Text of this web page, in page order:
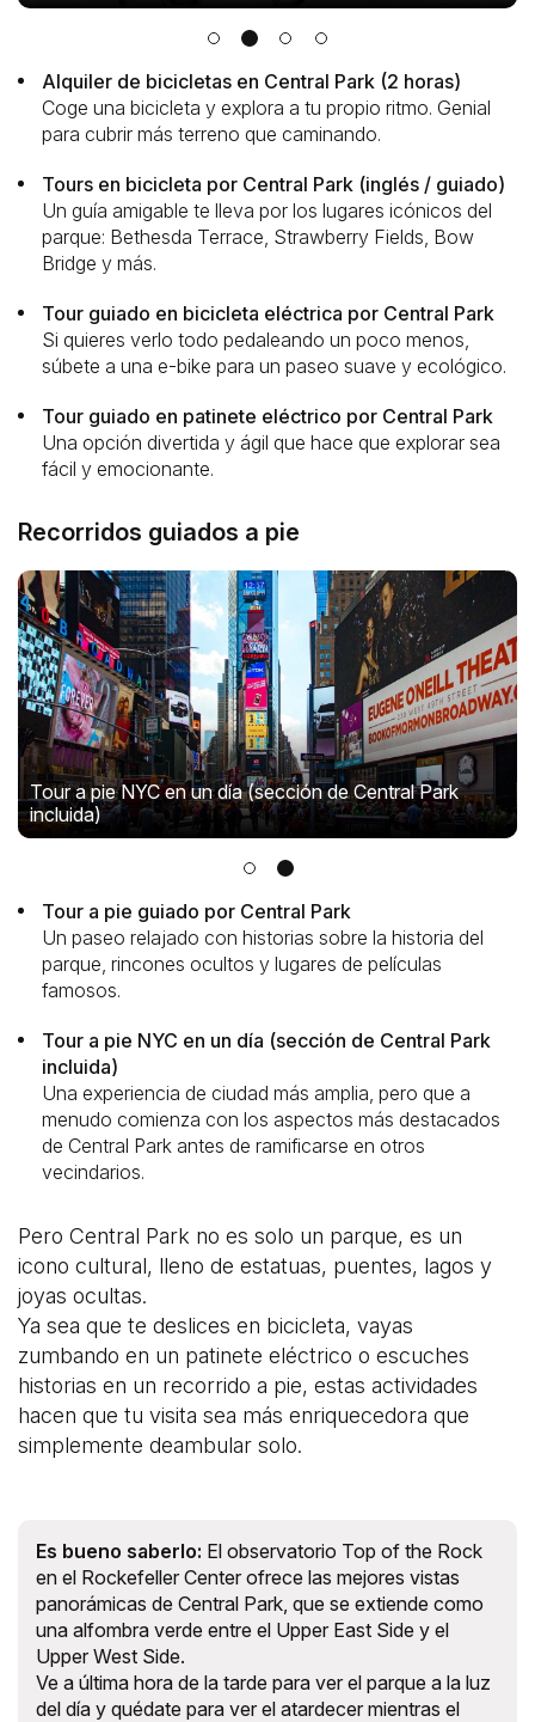
Alquiler de bicicletas en Central Park (2 horas)
Coge una bicicleta y explora a tu propio ritmo. Genial
para cubrir más terreno que caminando.
Tours en bicicleta por Central Park (inglés / guiado)
Un guía amigable te lleva por los lugares icónicos del
parque: Bethesda Terrace, Strawberry Fields, Bow
Bridge y más.
Tour guiado en bicicleta eléctrica por Central Park
Si quieres verlo todo pedaleando un poco menos,
súbete a una e-bike para un paseo suave y ecológico.
Tour guiado en patinete eléctrico por Central Park
Una opción divertida y ágil que hace que explorar sea
fácil y emocionante.
Recorridos guiados a pie
Tour a pie NYC en un día (sección de Central Park
incluida)
Tour a pie guiado por Central Park
Un paseo relajado con historias sobre la historia del
parque, rincones ocultos y lugares de películas
famosos.
Tour a pie NYC en un día (sección de Central Park
incluida)
Una experiencia de ciudad más amplia, pero que a
menudo comienza con los aspectos más destacados
de Central Park antes de ramificarse en otros
vecindarios.
Pero Central Park no es solo un parque, es un
icono cultural, lleno de estatuas, puentes, lagos y
joyas ocultas.
Ya sea que te deslices en bicicleta, vayas
zumbando en un patinete eléctrico o escuches
historias en un recorrido a pie, estas actividades
hacen que tu visita sea más enriquecedora que
simplemente deambular solo.
Es bueno saberlo: El observatorio Top of the Rock
en el Rockefeller Center ofrece las mejores vistas
panorámicas de Central Park, que se extiende como
una alfombra verde entre el Upper East Side y el
Upper West Side.
Ve a última hora de la tarde para ver el parque a la luz
del día y quédate para ver el atardecer mientras el